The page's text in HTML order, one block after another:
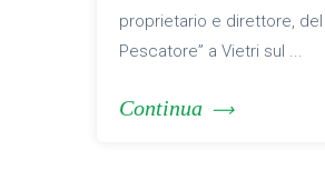
proprietario e direttore, del
Pescatore” a Vietri sul ...
Continua